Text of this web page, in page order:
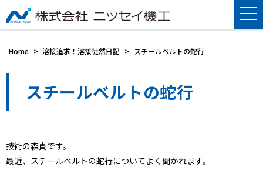
Home > 溶接追求！溶接徒然日記 > スチールベルトの蛇行
スチールベルトの蛇行
技術の森貞です。
最近、スチールベルトの蛇行についてよく聞かれます。